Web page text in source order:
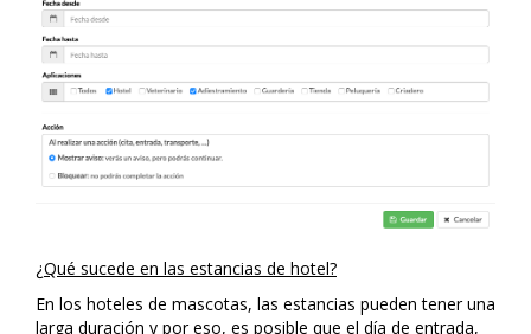
¿Qué sucede en las estancias de hotel?
En los hoteles de mascotas, las estancias pueden tener una
larga duración y por eso, es posible que el día de entrada,